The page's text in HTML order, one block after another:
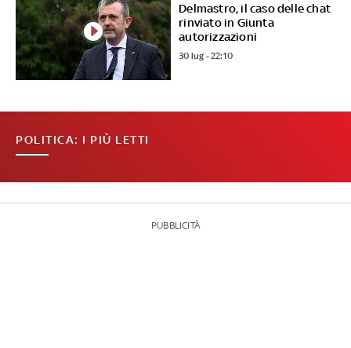
Delmastro, il caso delle chat
rinviato in Giunta
autorizzazioni
30 lug - 22:10
POLITICA: I PIÙ LETTI
PUBBLICITÀ